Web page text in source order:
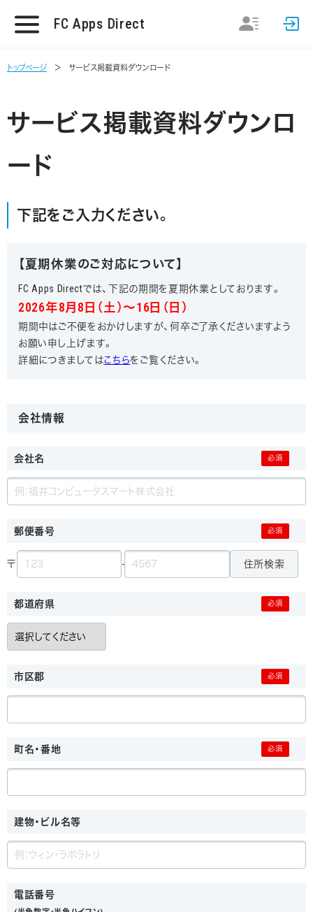
FC Apps Direct
トップページ サービス掲載資料ダウンロード
サービス掲載資料ダウンロ
ード
下記をご入力ください。
【夏期休業のご対応について】
FC Apps Directでは、下記の期間を夏期休業としております。
2026年8月8日（土）～16日（日）
期間中はご不便をおかけしますが、何卒ご了承くださいますよう
お願い申し上げます。
詳細につきましてはこちらをご覧ください。
会社情報
会社名
郵便番号
〒 - 住所検索
都道府県
市区郡
町名・番地
建物・ビル名等
電話番号